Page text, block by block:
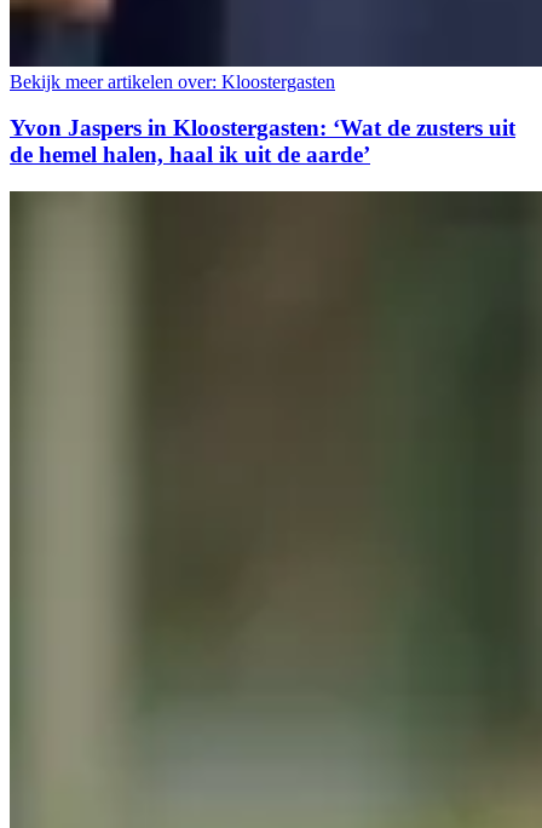
Bekijk meer artikelen over: Kloostergasten
Yvon Jaspers in Kloostergasten: ‘Wat de zusters uit
de hemel halen, haal ik uit de aarde’